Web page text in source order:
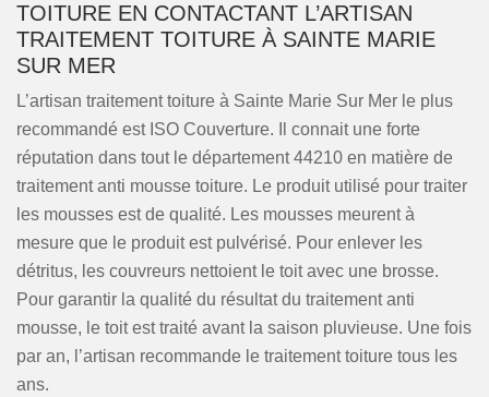
TOITURE EN CONTACTANT L’ARTISAN
TRAITEMENT TOITURE À SAINTE MARIE
SUR MER
L’artisan traitement toiture à Sainte Marie Sur Mer le plus
recommandé est ISO Couverture. Il connait une forte
réputation dans tout le département 44210 en matière de
traitement anti mousse toiture. Le produit utilisé pour traiter
les mousses est de qualité. Les mousses meurent à
mesure que le produit est pulvérisé. Pour enlever les
détritus, les couvreurs nettoient le toit avec une brosse.
Pour garantir la qualité du résultat du traitement anti
mousse, le toit est traité avant la saison pluvieuse. Une fois
par an, l’artisan recommande le traitement toiture tous les
ans.